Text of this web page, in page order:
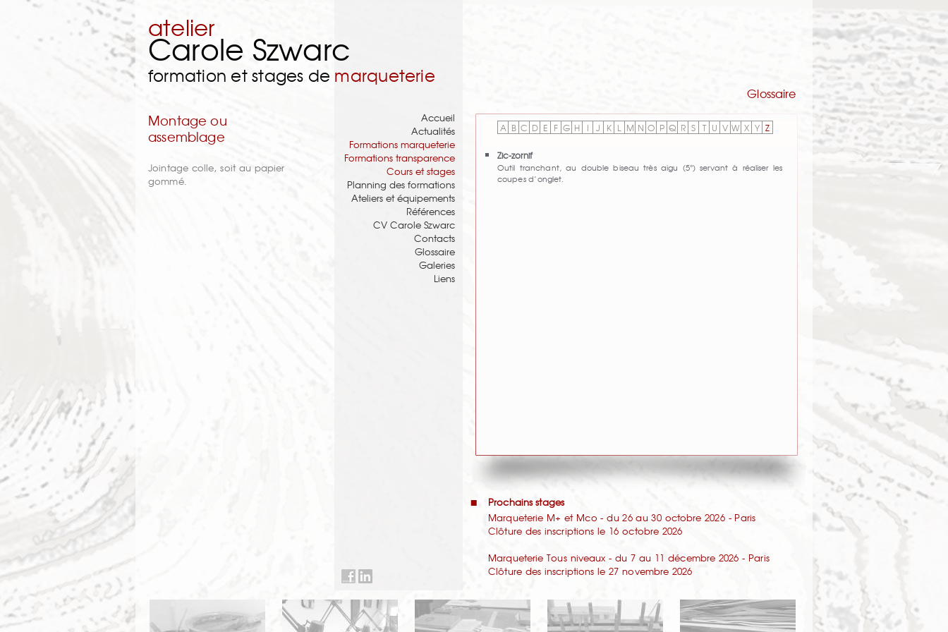
atelier
Carole Szwarc
formation et stages de marqueterie
Montage ou
assemblage
Jointage colle, soit au papier
gommé.
Accueil
Actualités
Formations marqueterie
Formations transparence
Cours et stages
Planning des formations
Ateliers et équipements
Références
CV Carole Szwarc
Contacts
Glossaire
Galeries
Liens
Glossaire
A B C D E F G H I J K L M N O P Q R S T U V W X Y Z
Zic-zornif
Outil tranchant, au double biseau très aigu (5°) servant à réaliser les
coupes d’onglet.
Prochains stages
Marqueterie M+ et Mco - du 26 au 30 octobre 2026 - Paris
Clôture des inscriptions le 16 octobre 2026
Marqueterie Tous niveaux - du 7 au 11 décembre 2026 - Paris
Clôture des inscriptions le 27 novembre 2026